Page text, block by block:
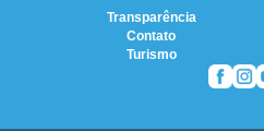
Transparência
Contato
Turismo